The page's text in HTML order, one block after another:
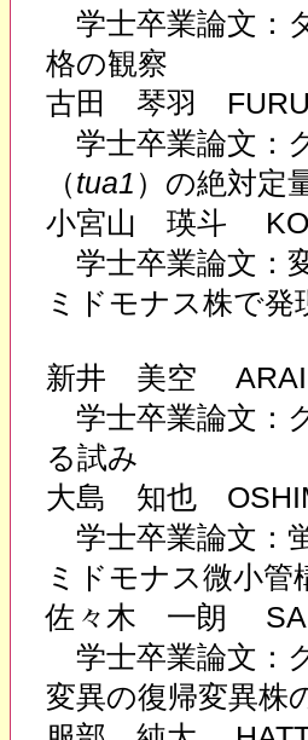
学士卒業論文：
格の観察
古田 琴羽
学士卒業論文：
（tua1 ）の絶対定
小宮山 瑛斗
学士卒業論文：
ミドモナス株で
新井 美空 ARAI,
学士卒業論文：
る試み
大島 知也
学士卒業論文：
ミドモナス微小管
佐々木 一朗
学士卒業論文：
変異の復帰変異株